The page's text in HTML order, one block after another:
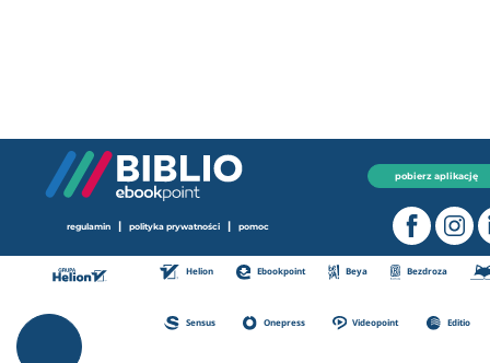
pobierz aplikację
regulamin | polityka prywatności | pomoc
Helion Ebookpoint Beya Bezdroza
Sensus Onepress Videopoint Editio